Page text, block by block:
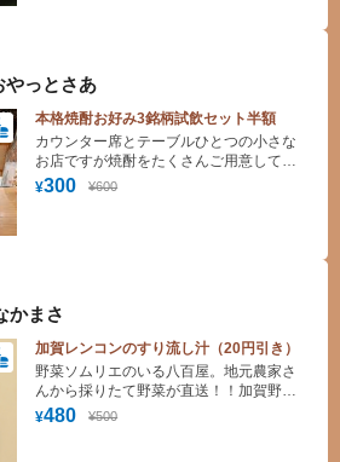
っとさあ
本格焼酎お好み3銘柄試飲セット半額
¥300 ¥600
カウンター席とテーブルひとつの小さな
お店ですが焼酎をたくさんご用意してお
ります。
かまさ
加賀レンコンのすり流し汁（20円引き）
¥480 ¥500
野菜ソムリエのいる八百屋。地元農家さ
んから採りたて野菜が直送！！加賀野菜
や地物野菜・珍しい野菜のおいしい食べ